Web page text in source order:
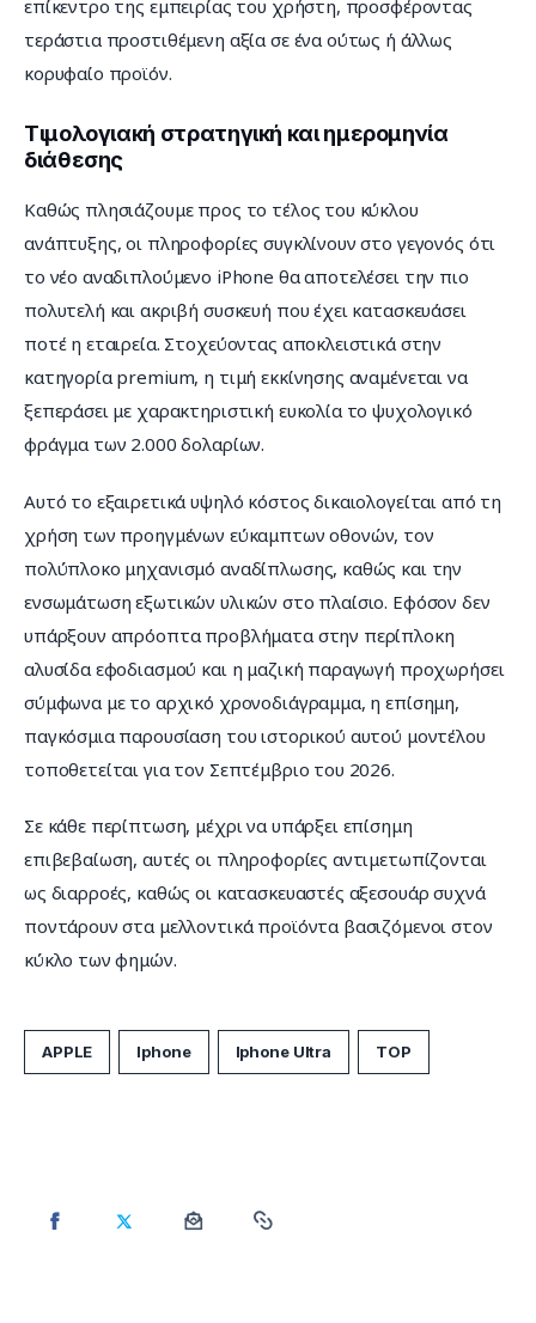
επίκεντρο της εμπειρίας του χρήστη, προσφέροντας
τεράστια προστιθέμενη αξία σε ένα ούτως ή άλλως
κορυφαίο προϊόν.
Τιμολογιακή στρατηγική και ημερομηνία
διάθεσης
Καθώς πλησιάζουμε προς το τέλος του κύκλου
ανάπτυξης, οι πληροφορίες συγκλίνουν στο γεγονός ότι
το νέο αναδιπλούμενο iPhone θα αποτελέσει την πιο
πολυτελή και ακριβή συσκευή που έχει κατασκευάσει
ποτέ η εταιρεία. Στοχεύοντας αποκλειστικά στην
κατηγορία premium, η τιμή εκκίνησης αναμένεται να
ξεπεράσει με χαρακτηριστική ευκολία το ψυχολογικό
φράγμα των 2.000 δολαρίων.
Αυτό το εξαιρετικά υψηλό κόστος δικαιολογείται από τη
χρήση των προηγμένων εύκαμπτων οθονών, τον
πολύπλοκο μηχανισμό αναδίπλωσης, καθώς και την
ενσωμάτωση εξωτικών υλικών στο πλαίσιο. Εφόσον δεν
υπάρξουν απρόοπτα προβλήματα στην περίπλοκη
αλυσίδα εφοδιασμού και η μαζική παραγωγή προχωρήσει
σύμφωνα με το αρχικό χρονοδιάγραμμα, η επίσημη,
παγκόσμια παρουσίαση του ιστορικού αυτού μοντέλου
τοποθετείται για τον Σεπτέμβριο του 2026.
Σε κάθε περίπτωση, μέχρι να υπάρξει επίσημη
επιβεβαίωση, αυτές οι πληροφορίες αντιμετωπίζονται
ως διαρροές, καθώς οι κατασκευαστές αξεσουάρ συχνά
ποντάρουν στα μελλοντικά προϊόντα βασιζόμενοι στον
κύκλο των φημών.
APPLE Iphone Iphone Ultra TOP